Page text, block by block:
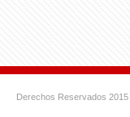
Derechos Reservados 2015